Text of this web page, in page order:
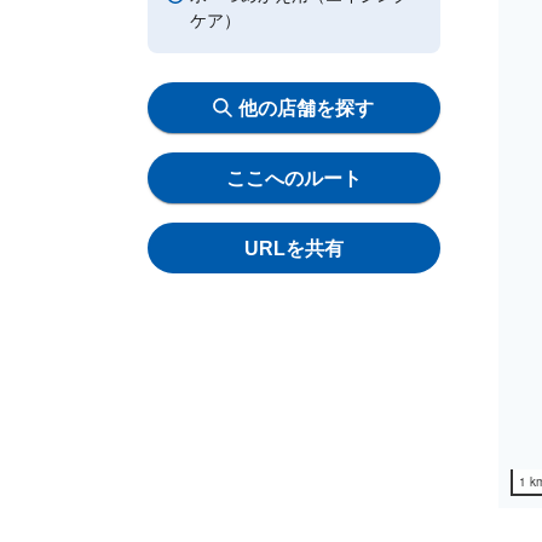
ケア）
他の店舗を探す
ここへのルート
URLを共有
1